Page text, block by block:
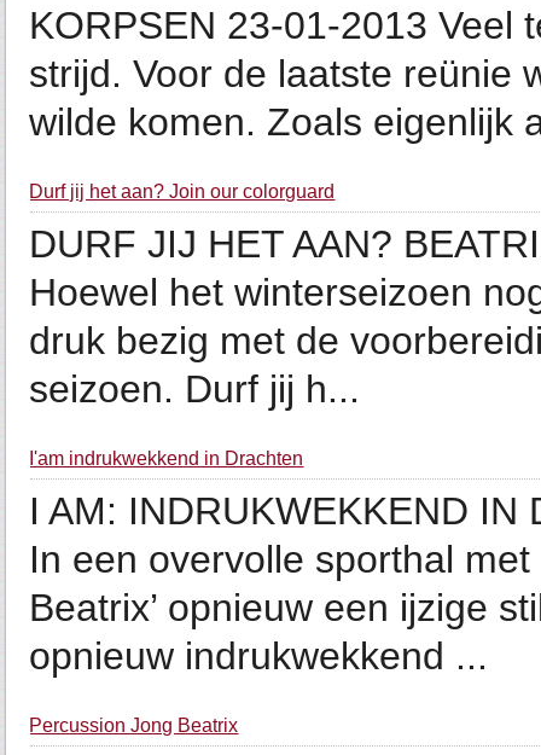
KORPSEN 23-01-2013 Veel
strijd. Voor de laatste reünie
wilde komen. Zoals eigenlijk
Durf jij het aan? Join our colorguard
DURF JIJ HET AAN?
Hoewel het winterseizoen
druk bezig met de
seizoen. Durf jij h...
I'am indrukwekkend in Drachten
I AM: INDRUKWEKKEND
In een overvolle sporthal
Beatrix’ opnieuw een ijzige
opnieuw indrukwekkend ...
Percussion Jong Beatrix